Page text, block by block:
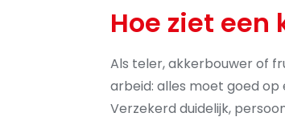
Hoe ziet
Als teler, akkerbouwer of
arbeid: alles moet goed
Verzekerd duidelijk,